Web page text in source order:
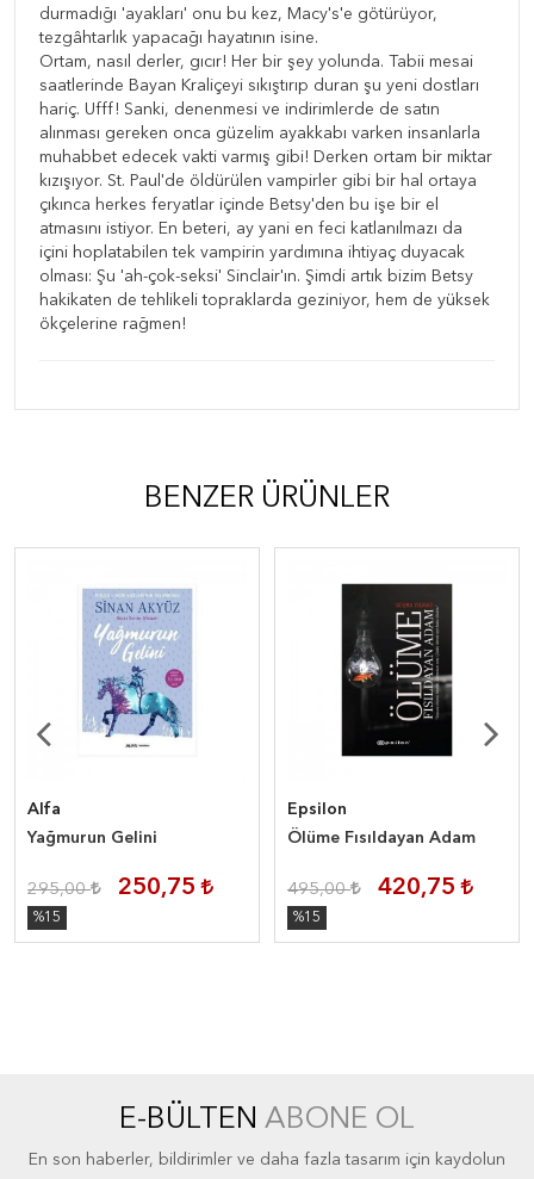
durmadığı 'ayakları' onu bu kez, Macy's'e götürüyor,
tezgâhtarlık yapacağı hayatının isine.
Ortam, nasıl derler, gıcır! Her bir şey yolunda. Tabii mesai
saatlerinde Bayan Kraliçeyi sıkıştırıp duran şu yeni dostları
hariç. Ufff! Sanki, denenmesi ve indirimlerde de satın
alınması gereken onca güzelim ayakkabı varken insanlarla
muhabbet edecek vakti varmış gibi! Derken ortam bir miktar
kızışıyor. St. Paul'de öldürülen vampirler gibi bir hal ortaya
çıkınca herkes feryatlar içinde Betsy'den bu işe bir el
atmasını istiyor. En beteri, ay yani en feci katlanılmazı da
içini hoplatabilen tek vampirin yardımına ihtiyaç duyacak
olması: Şu 'ah-çok-seksi' Sinclair'ın. Şimdi artık bizim Betsy
hakikaten de tehlikeli topraklarda geziniyor, hem de yüksek
ökçelerine rağmen!
BENZER ÜRÜNLER
Alfa
Yağmurun Gelini
295,00 250,75
%15
Epsilon
Ölüme Fısıldayan Adam
495,00 420,75
%15
E-BÜLTEN ABONE OL
En son haberler, bildirimler ve daha fazla tasarım için kaydolun